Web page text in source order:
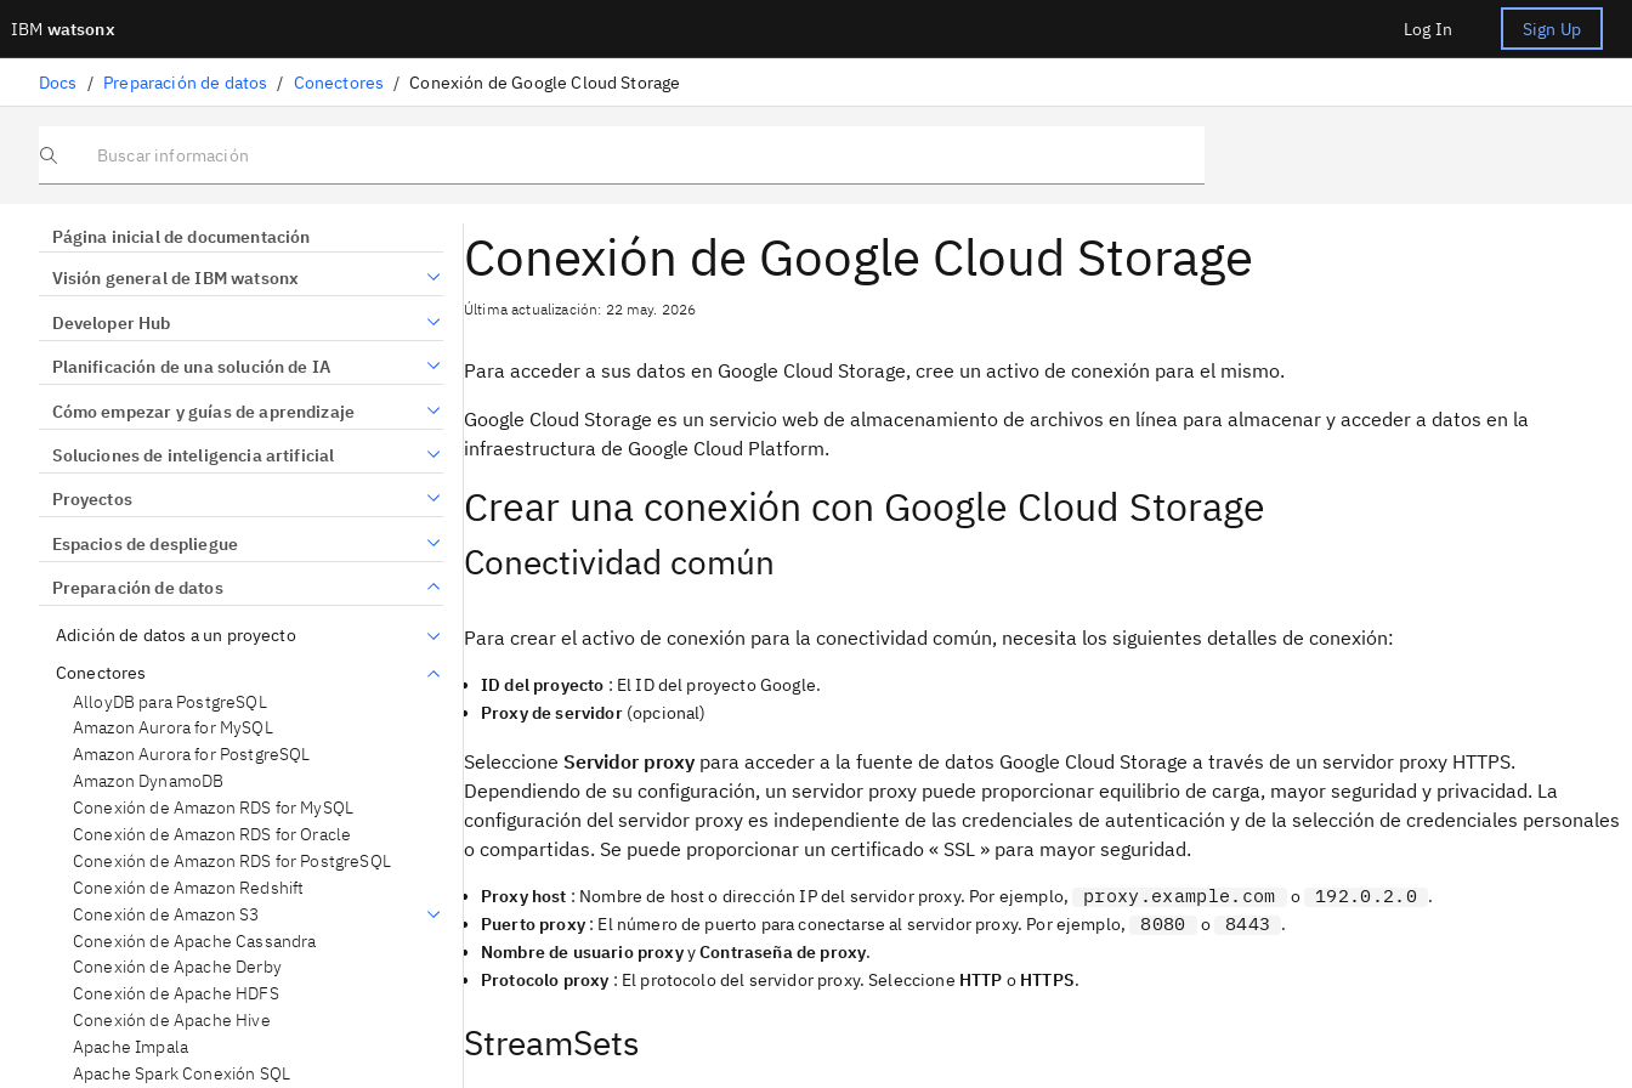
IBM watsonx Log In Sign Up
Docs / Preparación de datos / Conectores / Conexión de Google Cloud Storage
Buscar información
Página inicial de documentación
Visión general de IBM watsonx
Developer Hub
Planificación de una solución de IA
Cómo empezar y guías de aprendizaje
Soluciones de inteligencia artificial
Proyectos
Espacios de despliegue
Preparación de datos
Adición de datos a un proyecto
Conectores
AlloyDB para PostgreSQL
Amazon Aurora for MySQL
Amazon Aurora for PostgreSQL
Amazon DynamoDB
Conexión de Amazon RDS for MySQL
Conexión de Amazon RDS for Oracle
Conexión de Amazon RDS for PostgreSQL
Conexión de Amazon Redshift
Conexión de Amazon S3
Conexión de Apache Cassandra
Conexión de Apache Derby
Conexión de Apache HDFS
Conexión de Apache Hive
Apache Impala
Apache Spark Conexión SQL
Conexión de Google Cloud Storage
Última actualización: 22 may. 2026
Para acceder a sus datos en Google Cloud Storage, cree un activo de conexión para el mismo.
Google Cloud Storage es un servicio web de almacenamiento de archivos en línea para almacenar y acceder a datos en la
infraestructura de Google Cloud Platform.
Crear una conexión con Google Cloud Storage
Conectividad común
Para crear el activo de conexión para la conectividad común, necesita los siguientes detalles de conexión:
ID del proyecto : El ID del proyecto Google.
Proxy de servidor(opcional)
Seleccione Servidor proxy para acceder a la fuente de datos Google Cloud Storage a través de un servidor proxy HTTPS.
Dependiendo de su configuración, un servidor proxy puede proporcionar equilibrio de carga, mayor seguridad y privacidad. La
configuración del servidor proxy es independiente de las credenciales de autenticación y de la selección de credenciales personales
o compartidas. Se puede proporcionar un certificado « SSL » para mayor seguridad.
Proxy host : Nombre de host o dirección IP del servidor proxy. Por ejemplo, proxy.example.com o 192.0.2.0 .
Puerto proxy: El número de puerto para conectarse al servidor proxy. Por ejemplo, 8080 o 8443
.
Nombre de usuario proxyyContraseña de proxy.
Protocolo proxy : El protocolo del servidor proxy. Seleccione HTTP o HTTPS.
StreamSets